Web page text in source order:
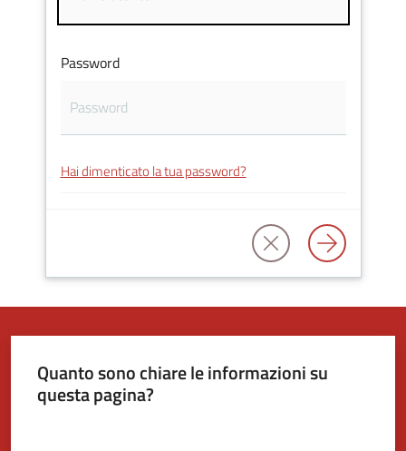
Password
Hai dimenticato la tua password?
Quanto sono chiare le informazioni su
questa pagina?